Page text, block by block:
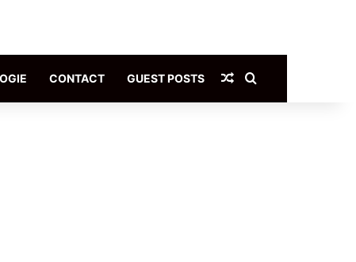
CONTACT GUEST POSTS Article Aléatoire